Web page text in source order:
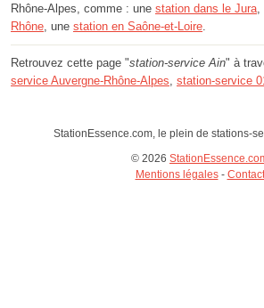
Rhône-Alpes, comme : une station dans le Jura
Rhône , une station en Saône-et-Loire
Retrouvez cette page "station-service Ain" à
service Auvergne-Rhône-Alpes station-service
StationEssence.com, le plein de stations-
© 2026
Mentions légales- Contact